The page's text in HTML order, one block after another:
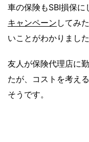
車の保険もSBI損保に
キャンペーン してみ
いことがわかりました
友人が保険代理店に
たが、コストを考え
そうです。